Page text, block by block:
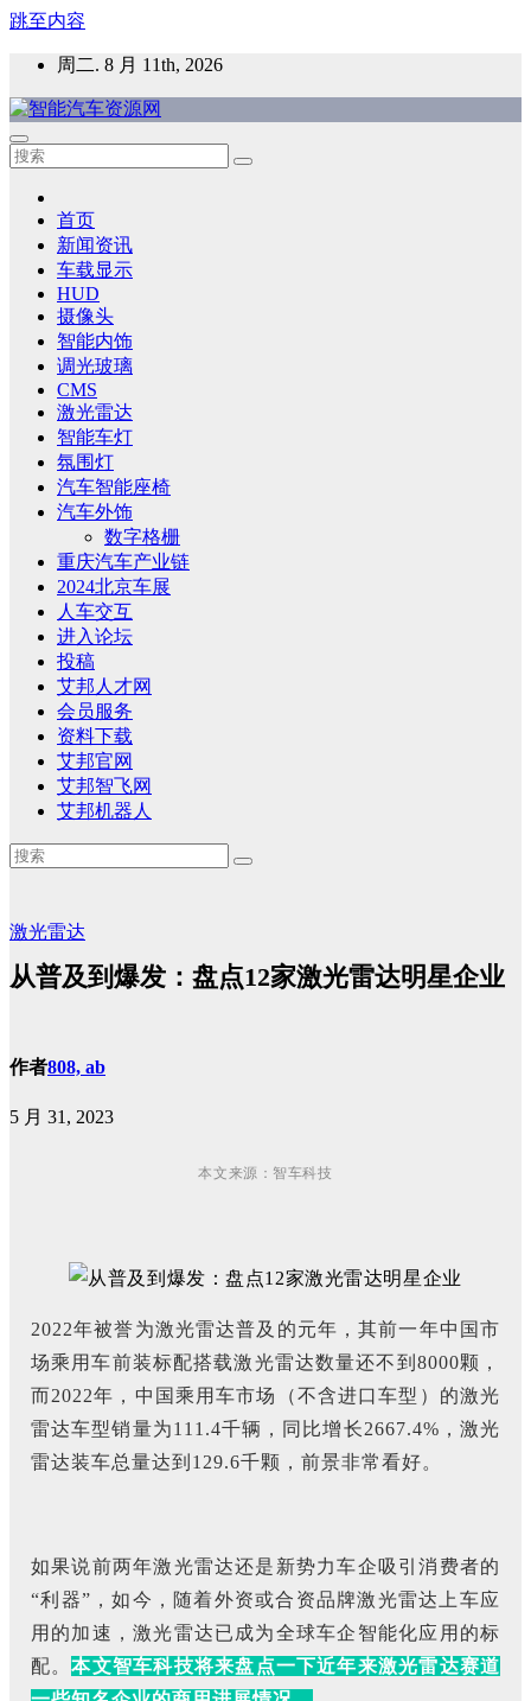
跳至内容
周二. 8 月 11th, 2026
智能汽车资源网
智能表面，智能内饰，新能源汽车，HMI，人车交互，智能车
首页
新闻资讯
车载显示
HUD
摄像头
智能内饰
调光玻璃
CMS
激光雷达
智能车灯
氛围灯
汽车智能座椅
汽车外饰
数字格栅
重庆汽车产业链
2024北京车展
人车交互
进入论坛
投稿
艾邦人才网
会员服务
资料下载
艾邦官网
艾邦智飞网
艾邦机器人
激光雷达
从普及到爆发：盘点12家激光雷达明星企业
作者808, ab
5 月 31, 2023
本文来源：智车科技
2022年被誉为激光雷达普及的元年，其前一年中国市
场乘用车前装标配搭载激光雷达数量还不到8000颗，
而2022年，中国乘用车市场（不含进口车型）的激光
雷达车型销量为111.4千辆，同比增长2667.4%，激光
雷达装车总量达到129.6千颗，前景非常看好。
如果说前两年激光雷达还是新势力车企吸引消费者的
“利器”，如今，随着外资或合资品牌激光雷达上车应
用的加速，激光雷达已成为全球车企智能化应用的标
配。本文智车科技将来盘点一下近年来激光雷达赛道